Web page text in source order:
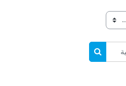
البحث في المقررات الدراسية